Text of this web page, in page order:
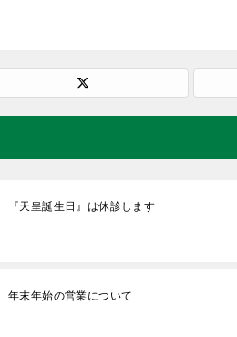
『天皇誕生日』は休診します
年末年始の営業について